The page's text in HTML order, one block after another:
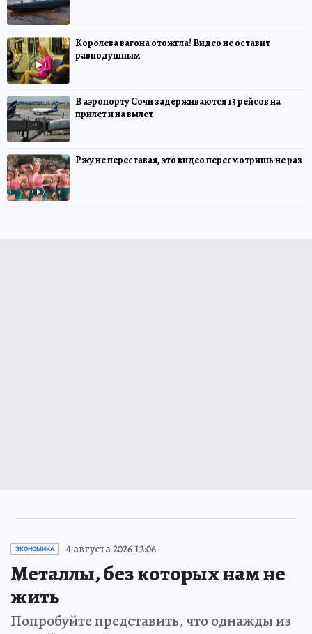
Королева вагона отожгла! Видео не оставит
равнодушным
В аэропорту Сочи задерживаются 13 рейсов на
прилет и на вылет
Ржу не переставая, это видео пересмотришь не раз
ЭКОНОМИКА 4 августа 2026 12:06
Металлы, без которых нам не
жить
Попробуйте представить, что однажды из